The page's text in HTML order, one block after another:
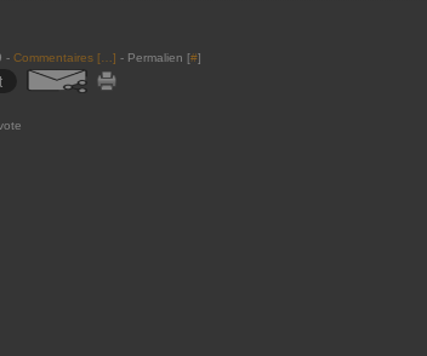
- Commentaires [ ] - Permalien [#]